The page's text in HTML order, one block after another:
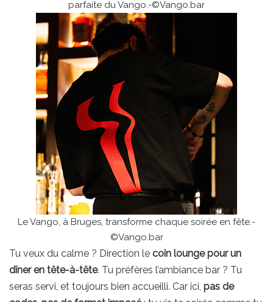
parfaite du Vango.-©Vango.bar
Le Vango, à Bruges, transforme chaque soirée en fête.-
©Vango.bar
Tu veux du calme ? Direction le coin lounge pour un
dîner en tête-à-tête. Tu préfères l’ambiance bar ? Tu
seras servi, et toujours bien accueilli. Car ici, pas de